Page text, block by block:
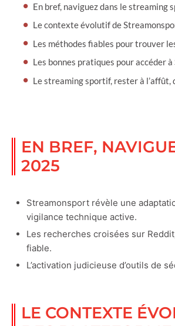
En bref, naviguez dans le streaming
Le contexte évolutif de
Les méthodes fiables pour trouver
Les bonnes pratiques pour accéder
Le streaming sportif, rester à
EN BREF,
2025
Streamonsport révèle une
vigilance technique active.
Les recherches croisées sur
fiable.
L’activation judicieuse d’outils de
LE CONTEXTE